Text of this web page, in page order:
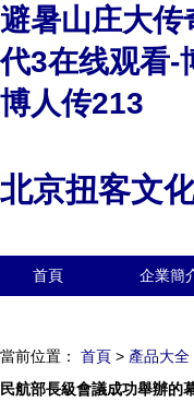
避暑山庄大传
代3在线观看-
博人传213
北京扭客文
首頁 企業簡
當前位置： 首頁 > 產品大全
民航部長級會議成功舉辦的